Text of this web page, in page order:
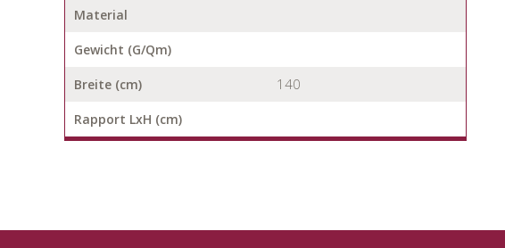
Material
Gewicht (G/Qm)
Breite (cm) 140
Rapport LxH (cm)